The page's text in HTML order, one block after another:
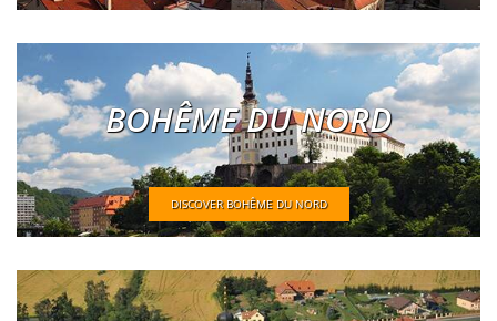
BOHÊME DU NORD
DISCOVER BOHÊME DU NORD